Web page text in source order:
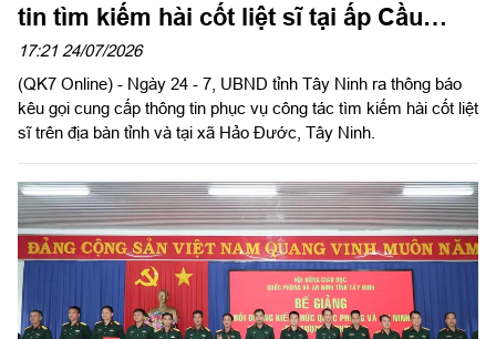
tin tìm kiếm hài cốt liệt sĩ tại ấp Cầu
Vịnh, xã Hảo Đước
17:21 24/07/2026
(QK7 Online) - Ngày 24 - 7, UBND tỉnh Tây Ninh ra thông báo
kêu gọi cung cấp thông tin phục vụ công tác tìm kiếm hài cốt liệt
sĩ trên địa bàn tỉnh và tại xã Hảo Đước, Tây Ninh.